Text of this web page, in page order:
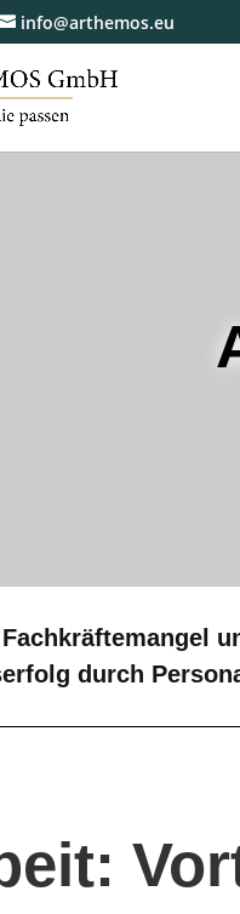
info@arthemos.eu
Fachkräftemangel
durch